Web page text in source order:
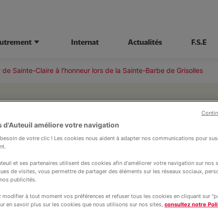
Internat Actualités F.S.E
de Sainte-Claire à l'honneur lors de la Sainte-Barbe de Grisolles
Sainte-Claire 10 février 2026
Sainte-Claire à
Barbe de
des classes de 4° et 3° Jeunes
participé à la cérémonie de la
d'Auteuil améliore votre navigation
de votre clic ! Les cookies nous aident à adapter nos communications pour
et ses partenaires utilisent des cookies afin d'améliorer votre navigation sur nos
de visites, vous permettre de partager des éléments sur les réseaux sociaux,
publicités.
modifier à tout moment vos préférences et refuser tous les cookies en cliquant sur
en savoir plus sur les cookies que nous utilisons sur nos sites, consultez notre